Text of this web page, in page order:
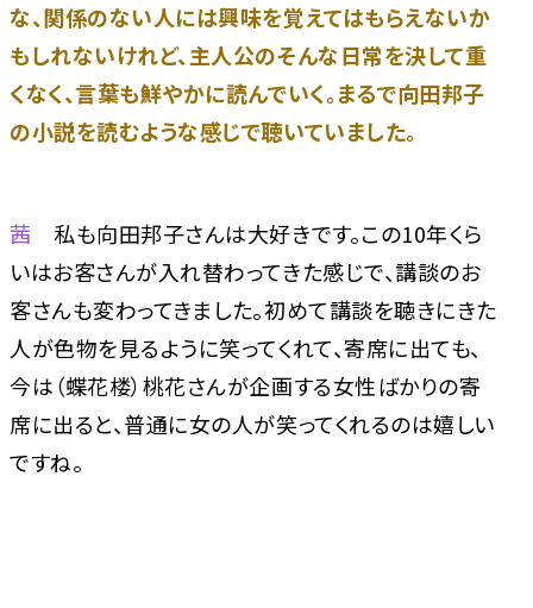
な、関係のない人には興味を覚えてはもらえないか
もしれないけれど、主人公のそんな日常を決して重
くなく、言葉も鮮やかに読んでいく。まるで向田邦子
の小説を読むような感じで聴いていました。
茜 私も向田邦子さんは大好きです。この10年くら
いはお客さんが入れ替わってきた感じで、講談のお
客さんも変わってきました。初めて講談を聴きにきた
人が色物を見るように笑ってくれて、寄席に出ても、
今は（蝶花楼）桃花さんが企画する女性ばかりの寄
席に出ると、普通に女の人が笑ってくれるのは嬉しい
ですね。